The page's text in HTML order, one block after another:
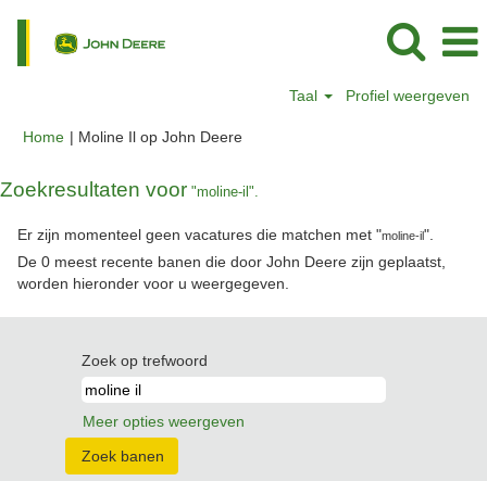
Taal Profiel weergeven
Home | Moline Il op John Deere(huidige
Zoekresultaten voor "moline-il".
Er zijn momenteel geen vacatures die matchen met "moline-il".
De 0 meest recente banen die door John Deere zijn geplaatst,
worden hieronder voor u weergegeven.
Zoek op trefwoord
Meer opties weergeven